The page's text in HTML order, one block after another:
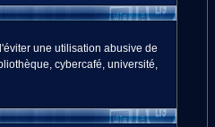
une utilisation abusive de
cybercafé, université,